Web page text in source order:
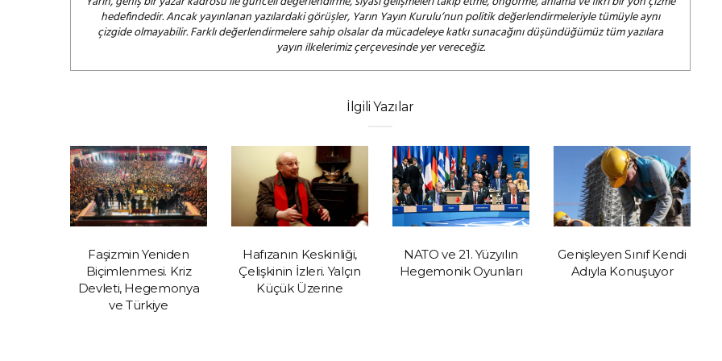
hedefindedir. Ancak yayınlanan yazılardaki görüşler, Yarın Yayın Kurulu’nun politik değerlendirmeleriyle tümüyle aynı
çizgide olmayabilir. Farklı değerlendirmelere sahip olsalar da mücadeleye katkı sunacağını düşündüğümüz tüm yazılara
yayın ilkelerimiz çerçevesinde yer vereceğiz.
İlgili Yazılar
Faşizmin Yeniden
Biçimlenmesi. Kriz
Devleti, Hegemonya
ve Türkiye
Hafızanın Keskinliği,
Çelişkinin İzleri. Yalçın
Küçük Üzerine
NATO ve 21. Yüzyılın
Hegemonik Oyunları
Genişleyen Sınıf Kendi
Adıyla Konuşuyor